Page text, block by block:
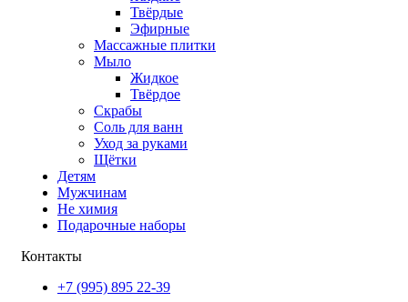
Твёрдые
Эфирные
Массажные плитки
Мыло
Жидкое
Твёрдое
Скрабы
Соль для ванн
Уход за руками
Щётки
Детям
Мужчинам
Не химия
Подарочные наборы
Контакты
+7 (995) 895 22-39